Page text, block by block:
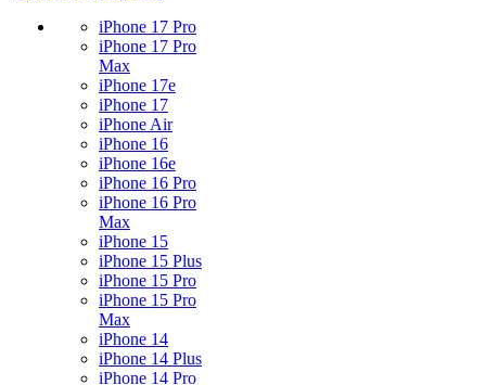
iPhone 17 Pro
iPhone 17 Pro
Max
iPhone 17e
iPhone 17
iPhone Air
iPhone 16
iPhone 16e
iPhone 16 Pro
iPhone 16 Pro
Max
iPhone 15
iPhone 15 Plus
iPhone 15 Pro
iPhone 15 Pro
Max
iPhone 14
iPhone 14 Plus
iPhone 14 Pro